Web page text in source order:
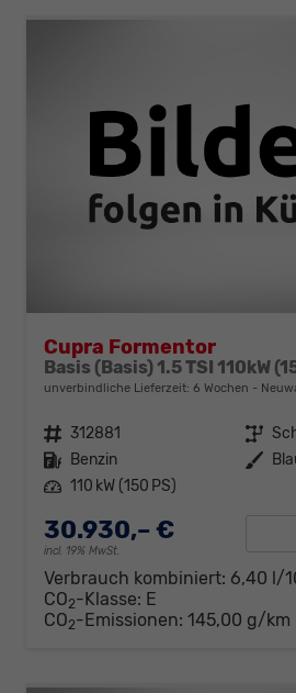
Cupra Formentor
unverbindliche Lieferzeit: 6 Wochen
Fahrzeugnr. 312881 Getriebe
Kraftstoff Benzin Außenfarbe
Leistung 110 kW (150 PS)
30.930,– €
incl. 19% MwSt.
Verbrauch kombiniert: 6,40 l/
CO2-Klasse: E
CO2-Emissionen: 145,00 g/km